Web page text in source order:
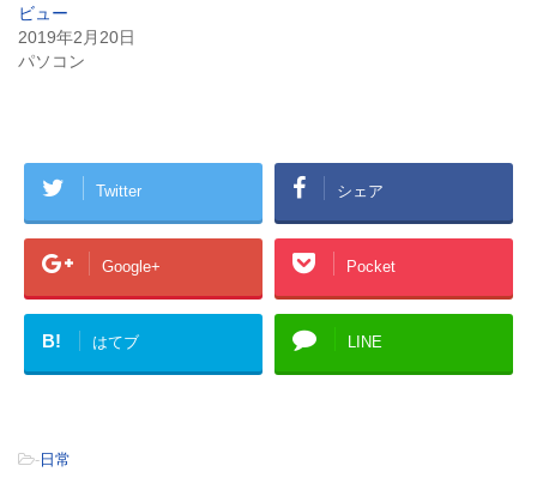
ビュー
2019年2月20日
パソコン
Twitter シェア
Google+ Pocket
B! はてブ LINE
-日常